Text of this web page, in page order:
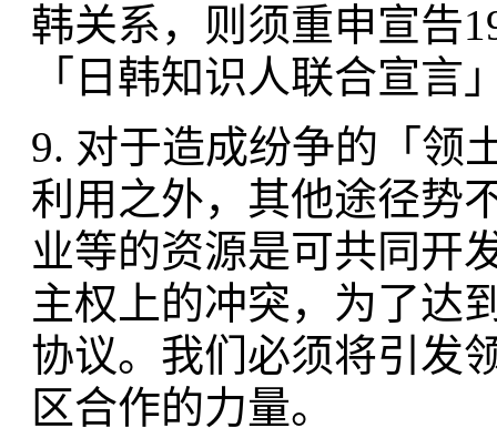
韩关系，则须重申宣告
「日韩知识人联合宣言
9. 对于造成纷争的「领
利用之外，其他途径势
业等的资源是可共同开
主权上的冲突，为了达
协议。我们必须将引发
区合作的力量。